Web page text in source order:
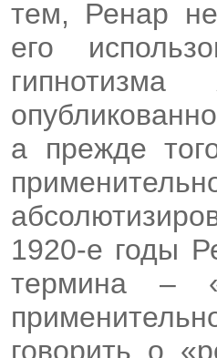
тем, Ренар
его
а прежде
1920-е годы
термина –
говорить о